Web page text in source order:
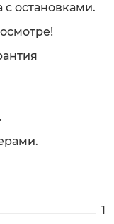
остановками.
1